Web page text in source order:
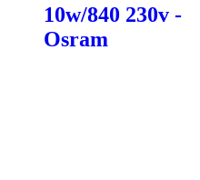
10w/840 230v -
Osram